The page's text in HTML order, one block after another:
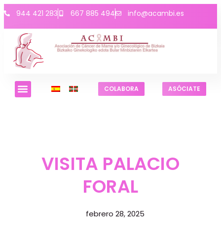
944 421 283 667 885 494 info@acambi.es
COLABORA ASÓCIATE
VISITA PALACIO
FORAL
febrero 28, 2025